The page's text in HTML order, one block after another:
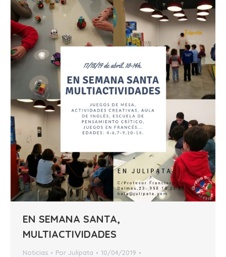
EN SEMANA SANTA,
MULTIACTIVIDADES
Noticias Por Julipata
10/04/2019